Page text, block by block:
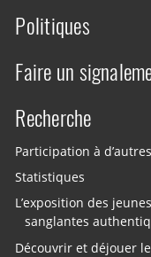
Politiques
Faire un
Recherche
Participation à
Statistiques
L’exposition des
sanglantes
Découvrir et déjouer